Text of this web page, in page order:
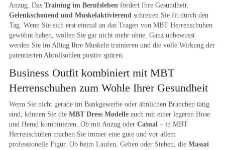
Anzug. Das Training im Berufsleben fördert Ihre Gesundheit.
Gelenkschonend und Muskelaktivierend schreiten Sie fit durch den
Tag. Wenn Sie sich erst einmal an das Tragen von MBT Herrenschuhen
gewöhnt haben, wollen Sie gar nicht mehr ohne. Ganz unbewusst
werden Sie im Alltag Ihre Muskeln trainieren und die volle Wirkung der
patentierten Abrollsohlen positiv spüren.
Business Outfit kombiniert mit MBT
Herrenschuhen zum Wohle Ihrer Gesundheit
Wenn Sie nicht gerade im Bankgewerbe oder ähnlichen Branchen tätig
sind, können Sie die MBT Dress Modelle auch mit einer legeren Hose
und Hemd kombinieren. Ob mit Anzug oder Casual – in MBT
Herrenschuhen machen Sie immer eine gute und vor allem
professionelle Figur. Ob beim Laufen, Gehen oder Stehen, die Massai